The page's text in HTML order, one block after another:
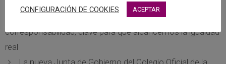
8 de Marzo, Día Internacional de la Mujer. La
corresponsabilidad, clave para que alcancemos la igualdad
real
CONFIGURACIÓN DE COOKIES ACEPTAR